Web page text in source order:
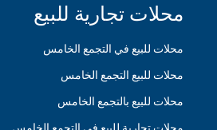
محلات تجارية للبيع
محلات للبيع في التجمع الخامس
محلات للبيع التجمع الخامس
محلات للبيع بالتجمع الخامس
محلات تجارية للبيع في التجمع الخامس